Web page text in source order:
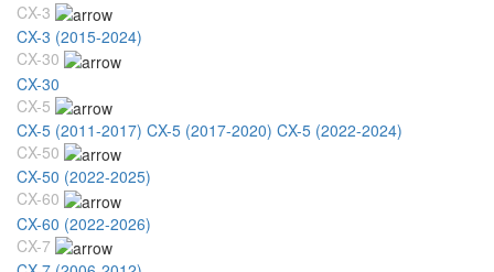
CX-3
CX-3 (2015-2024)
CX-30
CX-30
CX-5
CX-5 (2011-2017) CX-5 (2017-2020) CX-5 (2022-2024)
CX-50
CX-50 (2022-2025)
CX-60
CX-60 (2022-2026)
CX-7